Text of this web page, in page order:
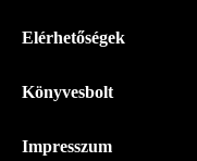
Menü
Magyar
-
Elérhetőségek
Könyvesbolt
Impresszum